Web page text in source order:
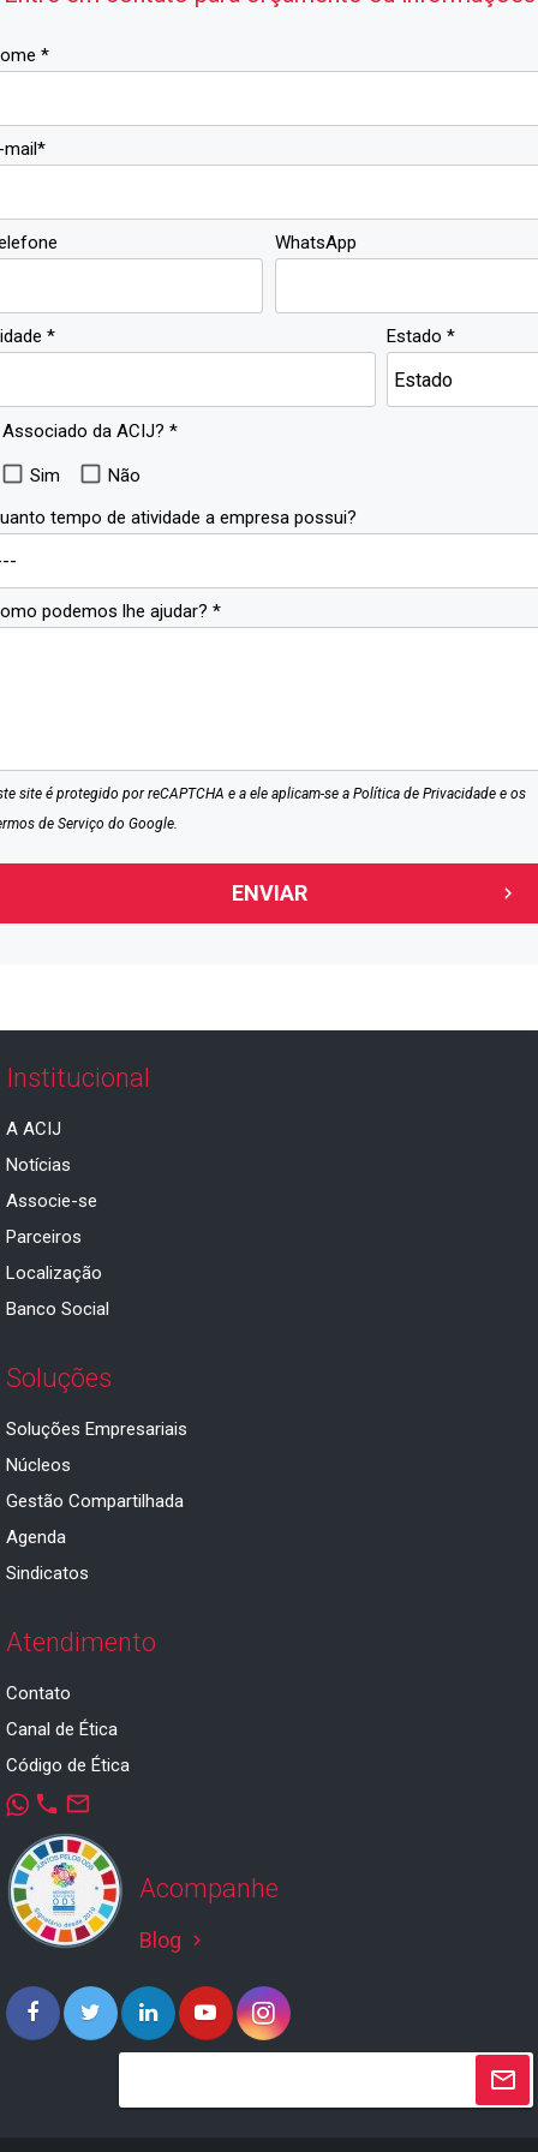
*
mail*
WhatsApp
* Estado *
Associado da ACIJ? *
Sim
Não
tempo de atividade a empresa possui?
podemos lhe ajudar? *
site é protegido por reCAPTCHA e a ele aplicam-se a Política de Privacidadee os
de Serviço do Google.
Institucional
A ACIJ
Notícias
Associe-se
Parceiros
Localização
Banco Social
Soluções
Soluções Empresariais
Núcleos
Gestão Compartilhada
Agenda
Sindicatos
Atendimento
Contato
Canal de Ética
Código de Ética
phone mail_outline
Acompanhe
Blog keyboard_arrow_right